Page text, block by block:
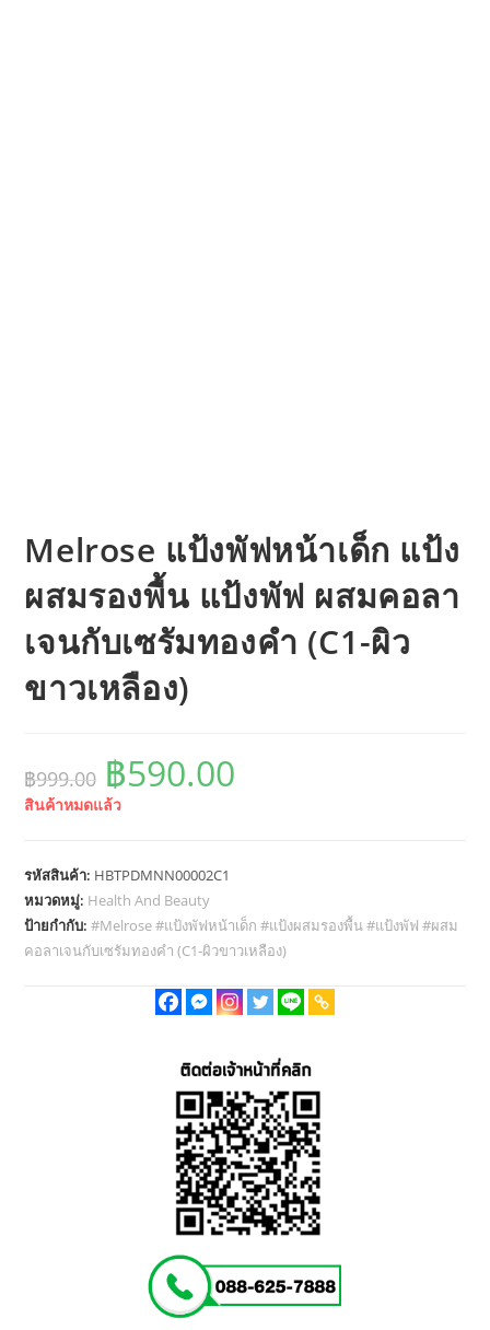
Melrose แป้งพัฟหน้าเด็ก แป้ง
ผสมรองพื้น แป้งพัฟ ผสมคอลา
เจนกับเซรัมทองคำ (C1-ผิว
ขาวเหลือง)
฿999.00 Original
price
฿999.00.
฿590.00
สินค้าหมดแล้ว
รหัสสินค้า: HBTPDMNN00002C1
หมวดหมู่: Health And Beauty
ป้ายกำกับ:#Melrose #แป้งพัฟหน้าเด็ก #แป้งผสมรองพื้น #แป้งพัฟ #ผสม
คอลาเจนกับเซรัมทองคำ (C1-ผิวขาวเหลือง)